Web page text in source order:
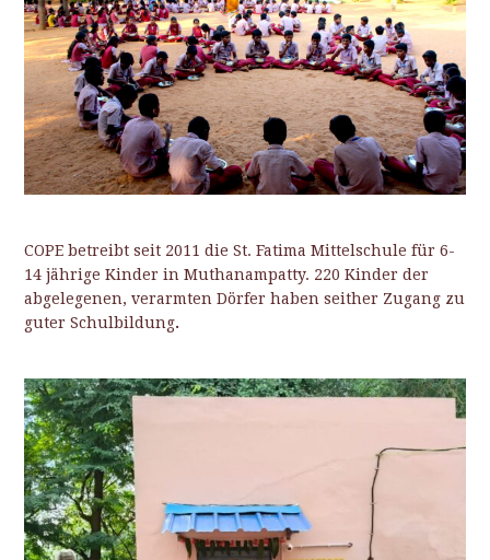
COPE betreibt seit 2011 die St. Fatima Mittelschule für 6-
14 jährige Kinder in Muthanampatty. 220 Kinder der
abgelegenen, verarmten Dörfer haben seither Zugang zu
guter Schulbildung.